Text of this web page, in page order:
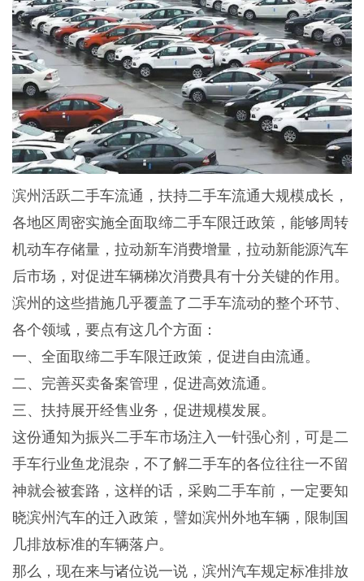
滨州活跃二手车流通，扶持二手车流通大规模成长，
各地区周密实施全面取缔二手车限迁政策，能够周转
机动车存储量，拉动新车消费增量，拉动新能源汽车
后市场，对促进车辆梯次消费具有十分关键的作用。
滨州的这些措施几乎覆盖了二手车流动的整个环节、
各个领域，要点有这几个方面：
一、全面取缔二手车限迁政策，促进自由流通。
二、完善买卖备案管理，促进高效流通。
三、扶持展开经售业务，促进规模发展。
这份通知为振兴二手车市场注入一针强心剂，可是二
手车行业鱼龙混杂，不了解二手车的各位往往一不留
神就会被套路，这样的话，采购二手车前，一定要知
晓滨州汽车的迁入政策，譬如滨州外地车辆，限制国
几排放标准的车辆落户。
那么，现在来与诸位说一说，滨州汽车规定标准排放